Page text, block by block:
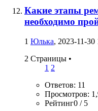
Какие этапы
необходимо
1 Юлька, 2023-11-30
2 Страницы •
1 2
Ответов: 11
Просмотров:
Рейтинг0 / 5